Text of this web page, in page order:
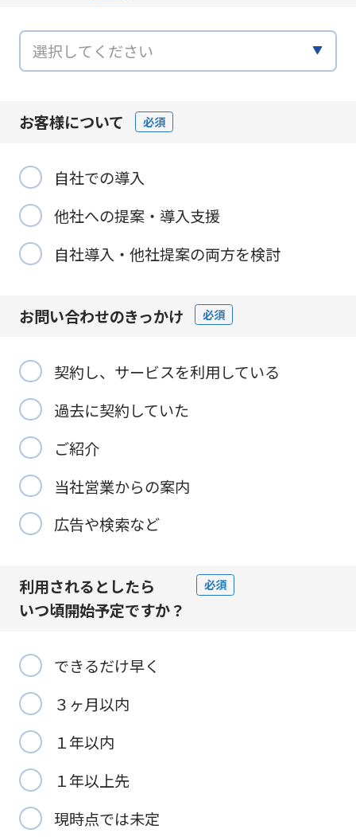
お客様について 必須
自社での導入
他社への提案・導入支援
自社導入・他社提案の両方を検討
お問い合わせのきっかけ 必須
契約し、サービスを利用している
過去に契約していた
ご紹介
当社営業からの案内
広告や検索など
利用されるとしたら
いつ頃開始予定ですか？
必須
できるだけ早く
３ヶ月以内
１年以内
１年以上先
現時点では未定